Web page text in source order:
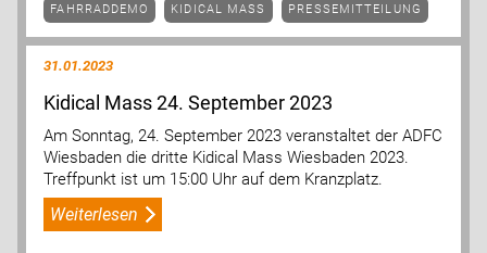
FAHRRADDEMO KIDICAL MASS PRESSEMITTEILUNG
31.01.2023
Kidical Mass 24. September 2023
Am Sonntag, 24. September 2023 veranstaltet der ADFC
Wiesbaden die dritte Kidical Mass Wiesbaden 2023.
Treffpunkt ist um 15:00 Uhr auf dem Kranzplatz.
Weiterlesen